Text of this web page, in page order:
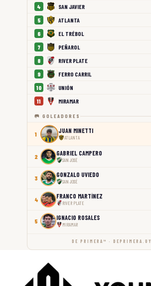
4 SAN JAVIER
5 ATLANTA
6 EL TRÉBOL
7 PEÑAROL
8 RIVER PLATE
9 FERRO CARRIL
10 UNIÓN
11 MIRAMAR
🥅 GOLEADORES
1 JUAN MINETTI
ATLANTA
2 GABRIEL CAMPERO
SAN JOSÉ
3 GONZALO UVIEDO
SAN JOSÉ
4 FRANCO MARTÍNEZ
RIVER PLATE
5 IGNACIO ROSALES
MIRAMAR
DE PRIMERA™ · DEPRIMERA.UY